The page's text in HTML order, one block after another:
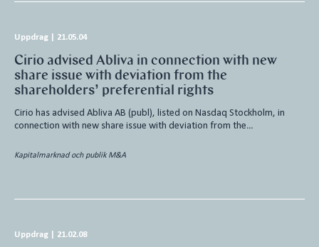
Uppdrag 21.05.04
Cirio advised Abliva in connection with new
share issue with deviation from the
shareholders’ preferential rights
Cirio has advised Abliva AB (publ), listed on Nasdaq Stockholm, in
connection with new share issue with deviation from the…
Kapitalmarknad och publik M&A
Uppdrag 21.02.08